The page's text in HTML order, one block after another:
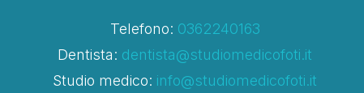
Telefono: 0362240163
Dentista: dentista@studiomedicofoti.it
Studio medico: info@studiomedicofoti.it